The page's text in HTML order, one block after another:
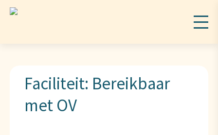
Faciliteit: Bereikbaar
met OV